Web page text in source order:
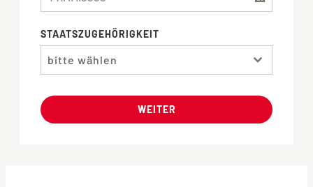
STAATSZUGEHÖRIGKEIT
bitte wählen
WEITER